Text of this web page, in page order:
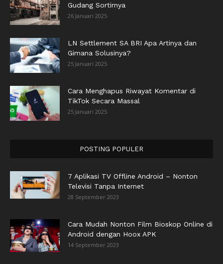
Gudang Sortirnya
26 Januari 2025
LN Settlement SA BRI Apa Artinya dan
Gimana Solusinya?
25 Januari 2025
Cara Menghapus Riwayat Komentar di
TikTok Secara Massal
25 Januari 2025
POSTING POPULER
7 Aplikasi TV Offline Android – Nonton
Televisi Tanpa Internet
28 September 2023
Cara Mudah Nonton Film Bioskop Online di
Android dengan Hoox APK
14 September 2023